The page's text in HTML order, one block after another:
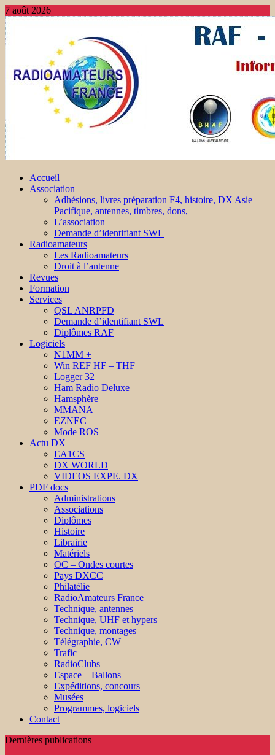
7 août 2026
Accueil
Association
Adhésions, livres préparation F4, histoire, DX Asie
Pacifique, antennes, timbres, dons,
L’association
Demande d’identifiant SWL
Radioamateurs
Les Radioamateurs
Droit à l’antenne
Revues
Formation
Services
QSL ANRPFD
Demande d’identifiant SWL
Diplômes RAF
Logiciels
N1MM +
Win REF HF – THF
Logger 32
Ham Radio Deluxe
Hamsphère
MMANA
EZNEC
Mode ROS
Actu DX
EA1CS
DX WORLD
VIDEOS EXPE. DX
PDF docs
Administrations
Associations
Diplômes
Histoire
Librairie
Matériels
OC – Ondes courtes
Pays DXCC
Philatélie
RadioAmateurs France
Technique, antennes
Technique, UHF et hypers
Technique, montages
Télégraphie, CW
Trafic
RadioClubs
Espace – Ballons
Expéditions, concours
Musées
Programmes, logiciels
Contact
Dernières publications